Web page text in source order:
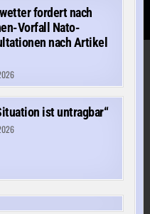
fordert nach
Vorfall Nato-
nach Artikel
ist untragbar“